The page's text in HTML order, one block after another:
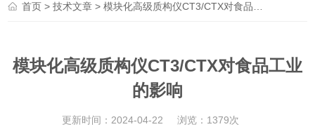
首页 >技术文章 > 模块化高级质构仪CT3/CTX对食品工业的影响
模块化高级质构仪CT3/CTX对食品工业
的影响
更新时间：2024-04-22 浏览：1379次